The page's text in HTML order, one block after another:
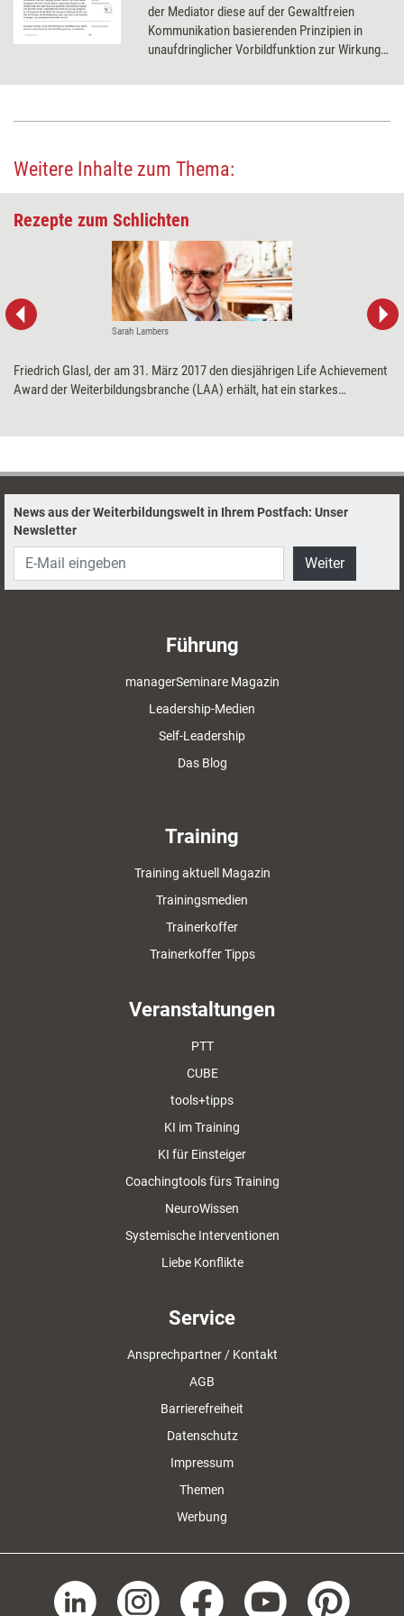
der Mediator diese auf der Gewaltfreien
Kommunikation basierenden Prinzipien in
unaufdringlicher Vorbildfunktion zur Wirkung
Weitere Inhalte zum Thema:
Rezepte zum Schlichten
Sarah Lambers
Friedrich Glasl, der am 31. März 2017 den diesjährigen Life Achievement
Award der Weiterbildungsbranche (LAA) erhält, hat ein starkes
News aus der Weiterbildungswelt in Ihrem Postfach: Unser
Newsletter
Weiter
Führung
managerSeminare Magazin
Leadership-Medien
Self-Leadership
Das Blog
Training
Training aktuell Magazin
Trainingsmedien
Trainerkoffer
Trainerkoffer Tipps
Veranstaltungen
PTT
CUBE
tools+tipps
KI im Training
KI für Einsteiger
Coachingtools fürs Training
NeuroWissen
Systemische Interventionen
Liebe Konflikte
Service
Ansprechpartner / Kontakt
AGB
Barrierefreiheit
Datenschutz
Impressum
Themen
Werbung